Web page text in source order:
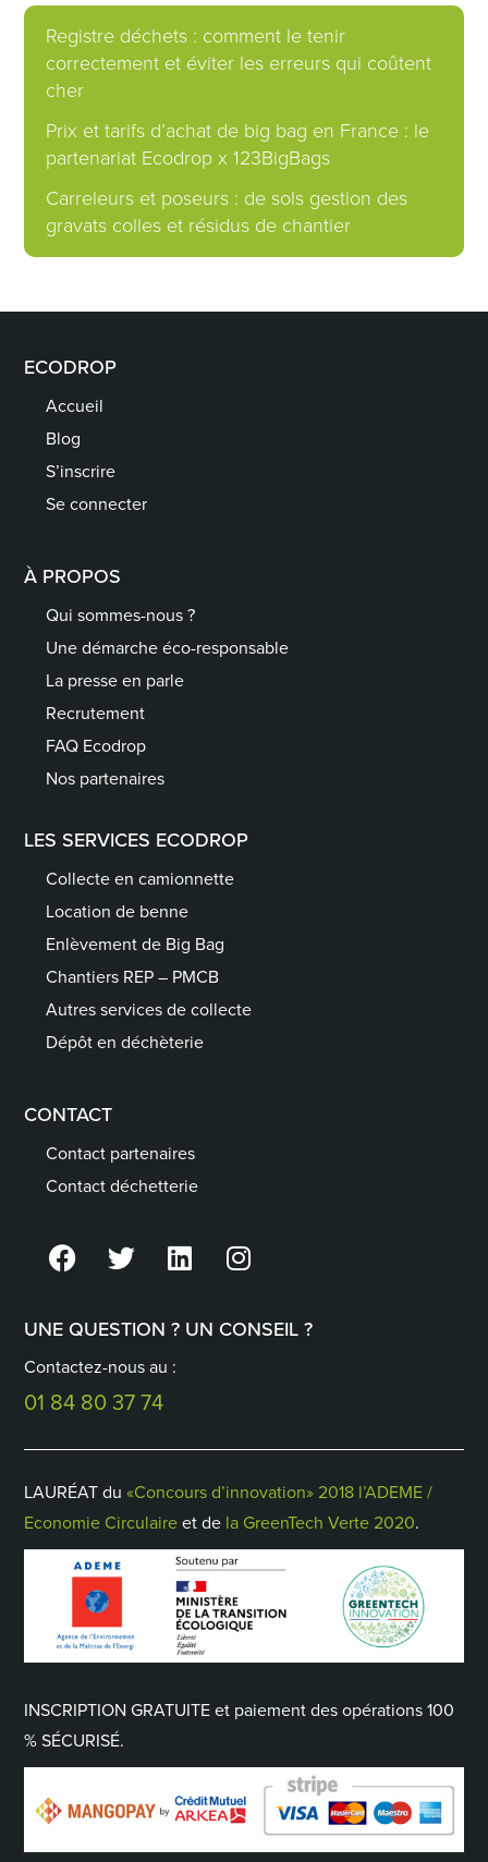
Registre déchets : comment le tenir
correctement et éviter les erreurs qui coûtent
cher
Prix et tarifs d’achat de big bag en France : le
partenariat Ecodrop x 123BigBags
Carreleurs et poseurs : de sols gestion des
gravats colles et résidus de chantier
ECODROP
Accueil
Blog
S’inscrire
Se connecter
À PROPOS
Qui sommes-nous ?
Une démarche éco-responsable
La presse en parle
Recrutement
FAQ Ecodrop
Nos partenaires
LES SERVICES ECODROP
Collecte en camionnette
Location de benne
Enlèvement de Big Bag
Chantiers REP – PMCB
Autres services de collecte
Dépôt en déchèterie
CONTACT
Contact partenaires
Contact déchetterie
UNE QUESTION ? UN CONSEIL ?
Contactez-nous au :
01 84 80 37 74
LAURÉAT du«Concours d’innovation» 2018 l’ADEME /
Economie Circulaireet de la GreenTech Verte 2020.
INSCRIPTION GRATUITE et paiement des opérations 100
% SÉCURISÉ.